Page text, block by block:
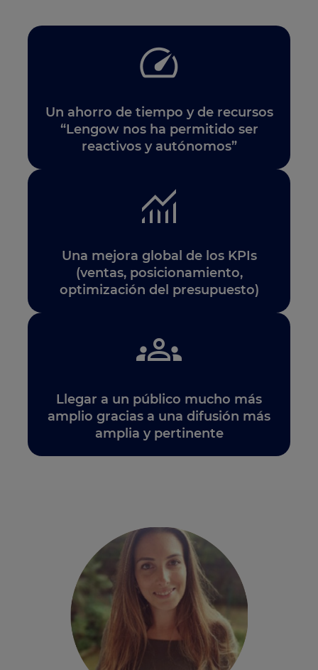
Un ahorro de tiempo y de recursos
“Lengow nos ha permitido ser
reactivos y autónomos”
Una mejora global de los KPIs
(ventas, posicionamiento,
optimización del presupuesto)
Llegar a un público mucho más
amplio gracias a una difusión más
amplia y pertinente